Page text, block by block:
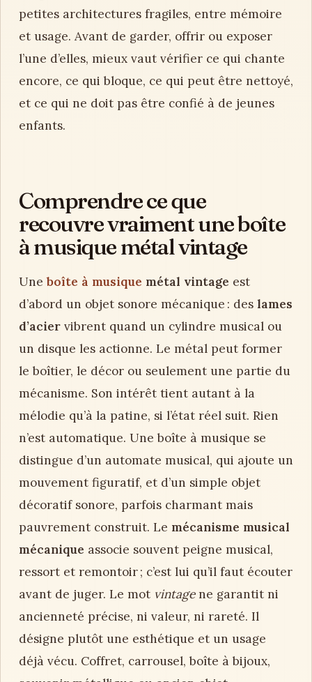
petites architectures fragiles, entre mémoire
et usage. Avant de garder, offrir ou exposer
l’une d’elles, mieux vaut vérifier ce qui chante
encore, ce qui bloque, ce qui peut être nettoyé,
et ce qui ne doit pas être confié à de jeunes
enfants.
Comprendre ce que
recouvre vraiment une boîte
à musique métal vintage
Uneboîte à musique métal vintage est
d’abord un objet sonore mécanique : des lames
d’acier vibrent quand un cylindre musical ou
un disque les actionne. Le métal peut former
le boîtier, le décor ou seulement une partie du
mécanisme. Son intérêt tient autant à la
mélodie qu’à la patine, si l’état réel suit. Rien
n’est automatique. Une boîte à musique se
distingue d’un automate musical, qui ajoute un
mouvement figuratif, et d’un simple objet
décoratif sonore, parfois charmant mais
pauvrement construit. Le mécanisme musical
mécanique associe souvent peigne musical,
ressort et remontoir ; c’est lui qu’il faut écouter
avant de juger. Le mot vintagene garantit ni
ancienneté précise, ni valeur, ni rareté. Il
désigne plutôt une esthétique et un usage
déjà vécu. Coffret, carrousel, boîte à bijoux,